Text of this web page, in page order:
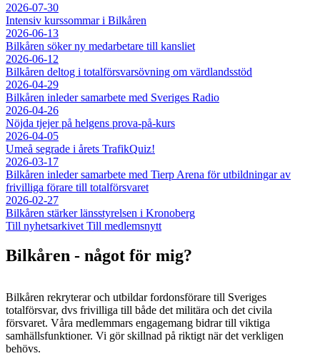
2026-07-30
Intensiv kurssommar i Bilkåren
2026-06-13
Bilkåren söker ny medarbetare till kansliet
2026-06-12
Bilkåren deltog i totalförsvarsövning om värdlandsstöd
2026-04-29
Bilkåren inleder samarbete med Sveriges Radio
2026-04-26
Nöjda tjejer på helgens prova-på-kurs
2026-04-05
Umeå segrade i årets TrafikQuiz!
2026-03-17
Bilkåren inleder samarbete med Tierp Arena för utbildningar av
frivilliga förare till totalförsvaret
2026-02-27
Bilkåren stärker länsstyrelsen i Kronoberg
Till nyhetsarkivet Till medlemsnytt
Bilkåren - något för mig?
Bilkåren rekryterar och utbildar fordonsförare till Sveriges
totalförsvar, dvs frivilliga till både det militära och det civila
försvaret. Våra medlemmars engagemang bidrar till viktiga
samhällsfunktioner. Vi gör skillnad på riktigt när det verkligen
behövs.